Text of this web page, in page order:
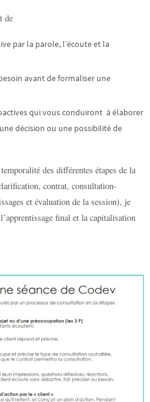
de
par la parole, l’écoute et la
avant de formaliser une
qui vous conduiront à élaborer
décision ou une possibilité de
des différentes étapes de la
contrat, consultation-
et évaluation de la session), je
final et la capitalisation